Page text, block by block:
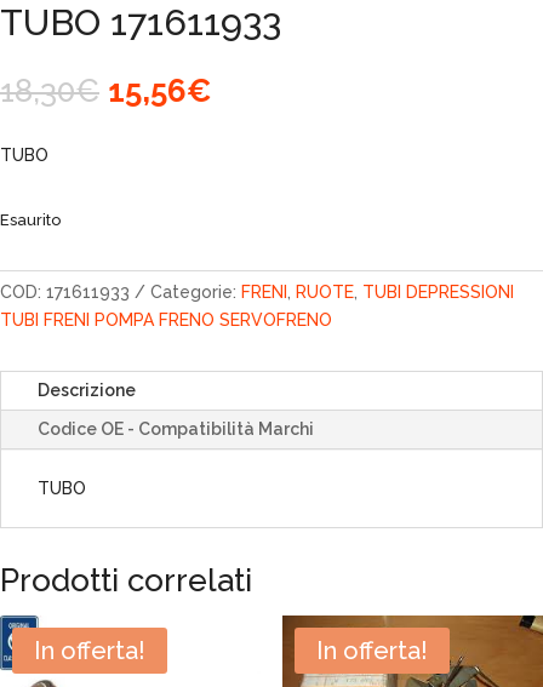
TUBO 171611933
18,30€ Il
prezzo
15,56€
TUBO
Esaurito
COD: 171611933 Categorie: FRENI RUOTE TUBI DEPRESSIONI
TUBI FRENI POMPA FRENO SERVOFRENO
Descrizione
Codice OE - Compatibilità Marchi
TUBO
Prodotti correlati
In offerta! In offerta!